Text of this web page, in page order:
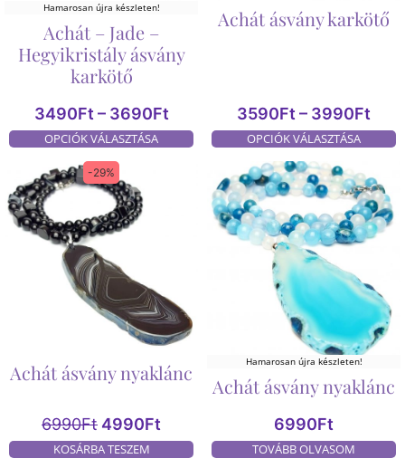
Hamarosan újra készleten!
Achát – Jade –
Hegyikristály ásvány
karkötő
3490Ft – 3690Ft
OPCIÓK VÁLASZTÁSA
Achát ásvány karkötő
3590Ft – 3990Ft
OPCIÓK VÁLASZTÁSA
-29%
Achát ásvány nyaklánc
6990Ft 4990Ft
KOSÁRBA TESZEM
Hamarosan újra készleten!
Achát ásvány nyaklánc
6990Ft
TOVÁBB OLVASOM